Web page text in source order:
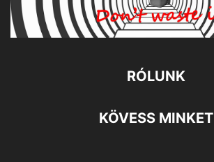
RÓLUNK
KÖVESS MINKET